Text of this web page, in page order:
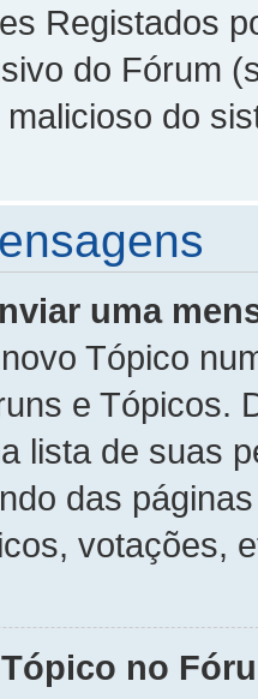
Registados
do Fórum
do
uma
Tópico
e Tópicos.
lista de suas
das
votações,
no